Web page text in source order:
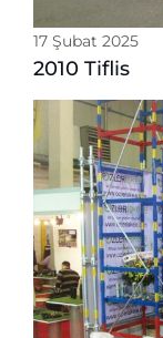
17 Şubat 2025
2010 Tiflis